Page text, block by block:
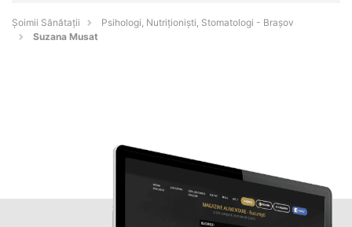
Şoimii Sănătații
Psihologi, Nutriționiști, Stomatologi - Braşov
Suzana Musat